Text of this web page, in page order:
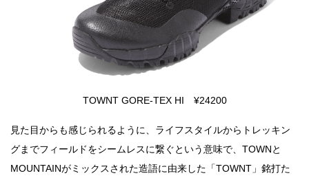
TOWNT GORE-TEX HI ¥24200
見た目からも感じられるように、ライフスタイルからトレッキン
グまでフィールドをシームレスに繋ぐという意味で、TOWNと
MOUNTAINがミックスされた造語に由来した「TOWNT」銘打た